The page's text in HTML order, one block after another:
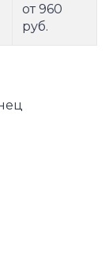
от 960
руб.